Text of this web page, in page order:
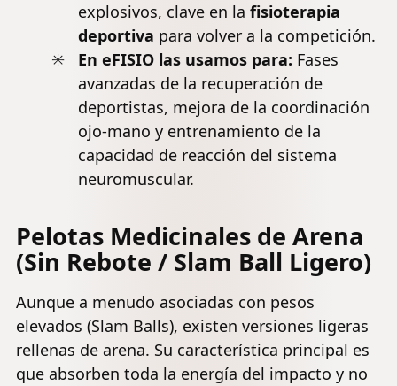
explosivos, clave en la fisioterapia
deportiva para volver a la competición.
En eFISIO las usamos para: Fases
avanzadas de la recuperación de
deportistas, mejora de la coordinación
ojo-mano y entrenamiento de la
capacidad de reacción del sistema
neuromuscular.
Pelotas Medicinales de Arena
(Sin Rebote / Slam Ball Ligero)
Aunque a menudo asociadas con pesos
elevados (Slam Balls), existen versiones ligeras
rellenas de arena. Su característica principal es
que absorben toda la energía del impacto y no